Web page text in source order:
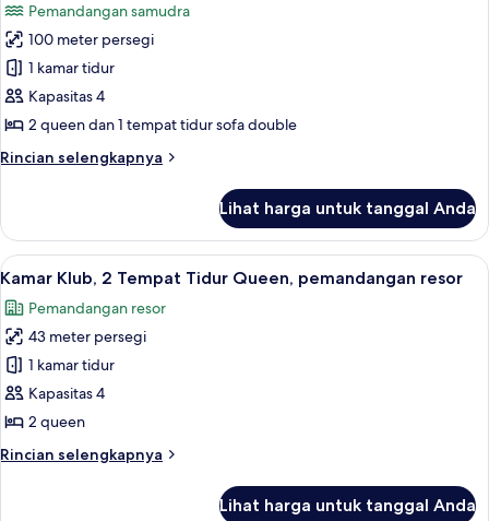
Tidur
King,
tepi
laut
foto
untuk
Suite
Klub,
Beberapa
Tidur
Pemandangan samudra
100 meter persegi
1 kamar tidur
Kapasitas 4
2 queen dan 1 tempat tidur sofa double
Rincian selengkapnya
Rincian
Suite
Klub,
Beberapa
Tidur
Lihat harga untuk tanggal Anda
Lihat
semua
foto
untuk
Kamar
Klub,
2
Tidur
Seprai premium, brankas, meja
15
Kamar Klub, 2 Tempat Tidur Queen, pemandangan resor
Pemandangan resor
43 meter persegi
1 kamar tidur
Kapasitas 4
2 queen
Rincian selengkapnya
Rincian
Lihat harga untuk tanggal Anda